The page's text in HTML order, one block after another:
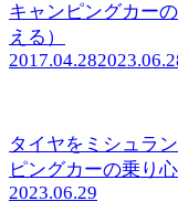
キャンピングカー
える）
2017.04.28
タイヤをミシュラ
ピングカーの乗り
2023.06.29